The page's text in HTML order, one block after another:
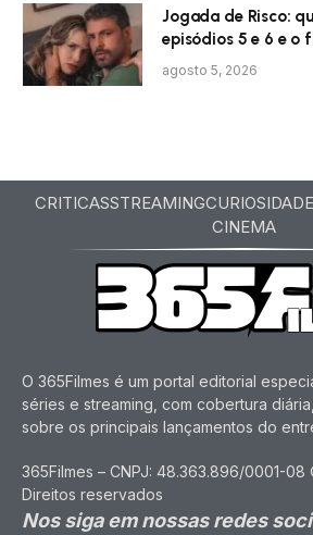
Jogada de Risco:
episódios 5 e 6 e o
agosto 5, 2026
CRITICASSTREAMING
CINEMA
O 365Filmes é um portal editorial
séries e streaming, com cobertura
sobre os principais lançamentos do
365Filmes – CNPJ: 48.363.896/0001-
Direitos reservados
Nos siga em nossas redes